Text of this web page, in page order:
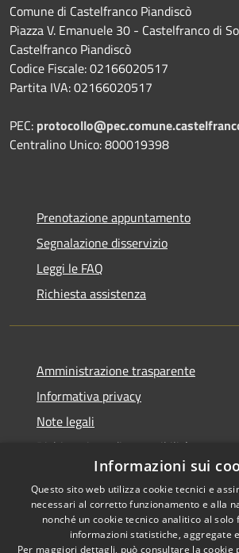
Comune di Castelfranco Piandiscò
Piazza V. Emanuele 30 - Castelfranco di
Castelfranco Piandiscò
Codice Fiscale: 02166020517
Partita IVA: 02166020517
PEC:
Centralino Unico: 800019398
Prenotazione appuntamento
Segnalazione disservizio
Leggi le FAQ
Richiesta assistenza
Amministrazione trasparente
Informativa privacy
Note legali
Dichiarazione di accessibilità
Accessibilità
Informazioni sui
Questo sito web utilizza cookie tecnici e
necessari al corretto funzionamento e alla
nonché un cookie tecnico analitico al solo
informazioni statistiche, aggregate
Per maggiori dettagli, può consultare la cookie